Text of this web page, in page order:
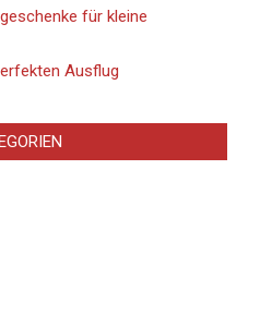
für kleine
Ausflug